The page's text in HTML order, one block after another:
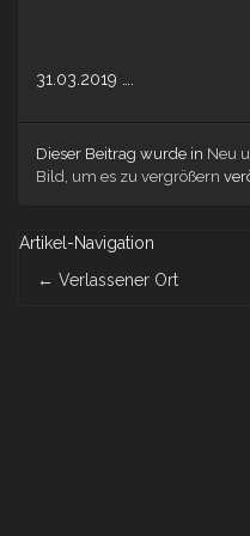
31.03.2019 ….
Dieser Beitrag wurde in Neu
Bild, um es zu vergrößern
Artikel-Navigation
← Verlassener Ort